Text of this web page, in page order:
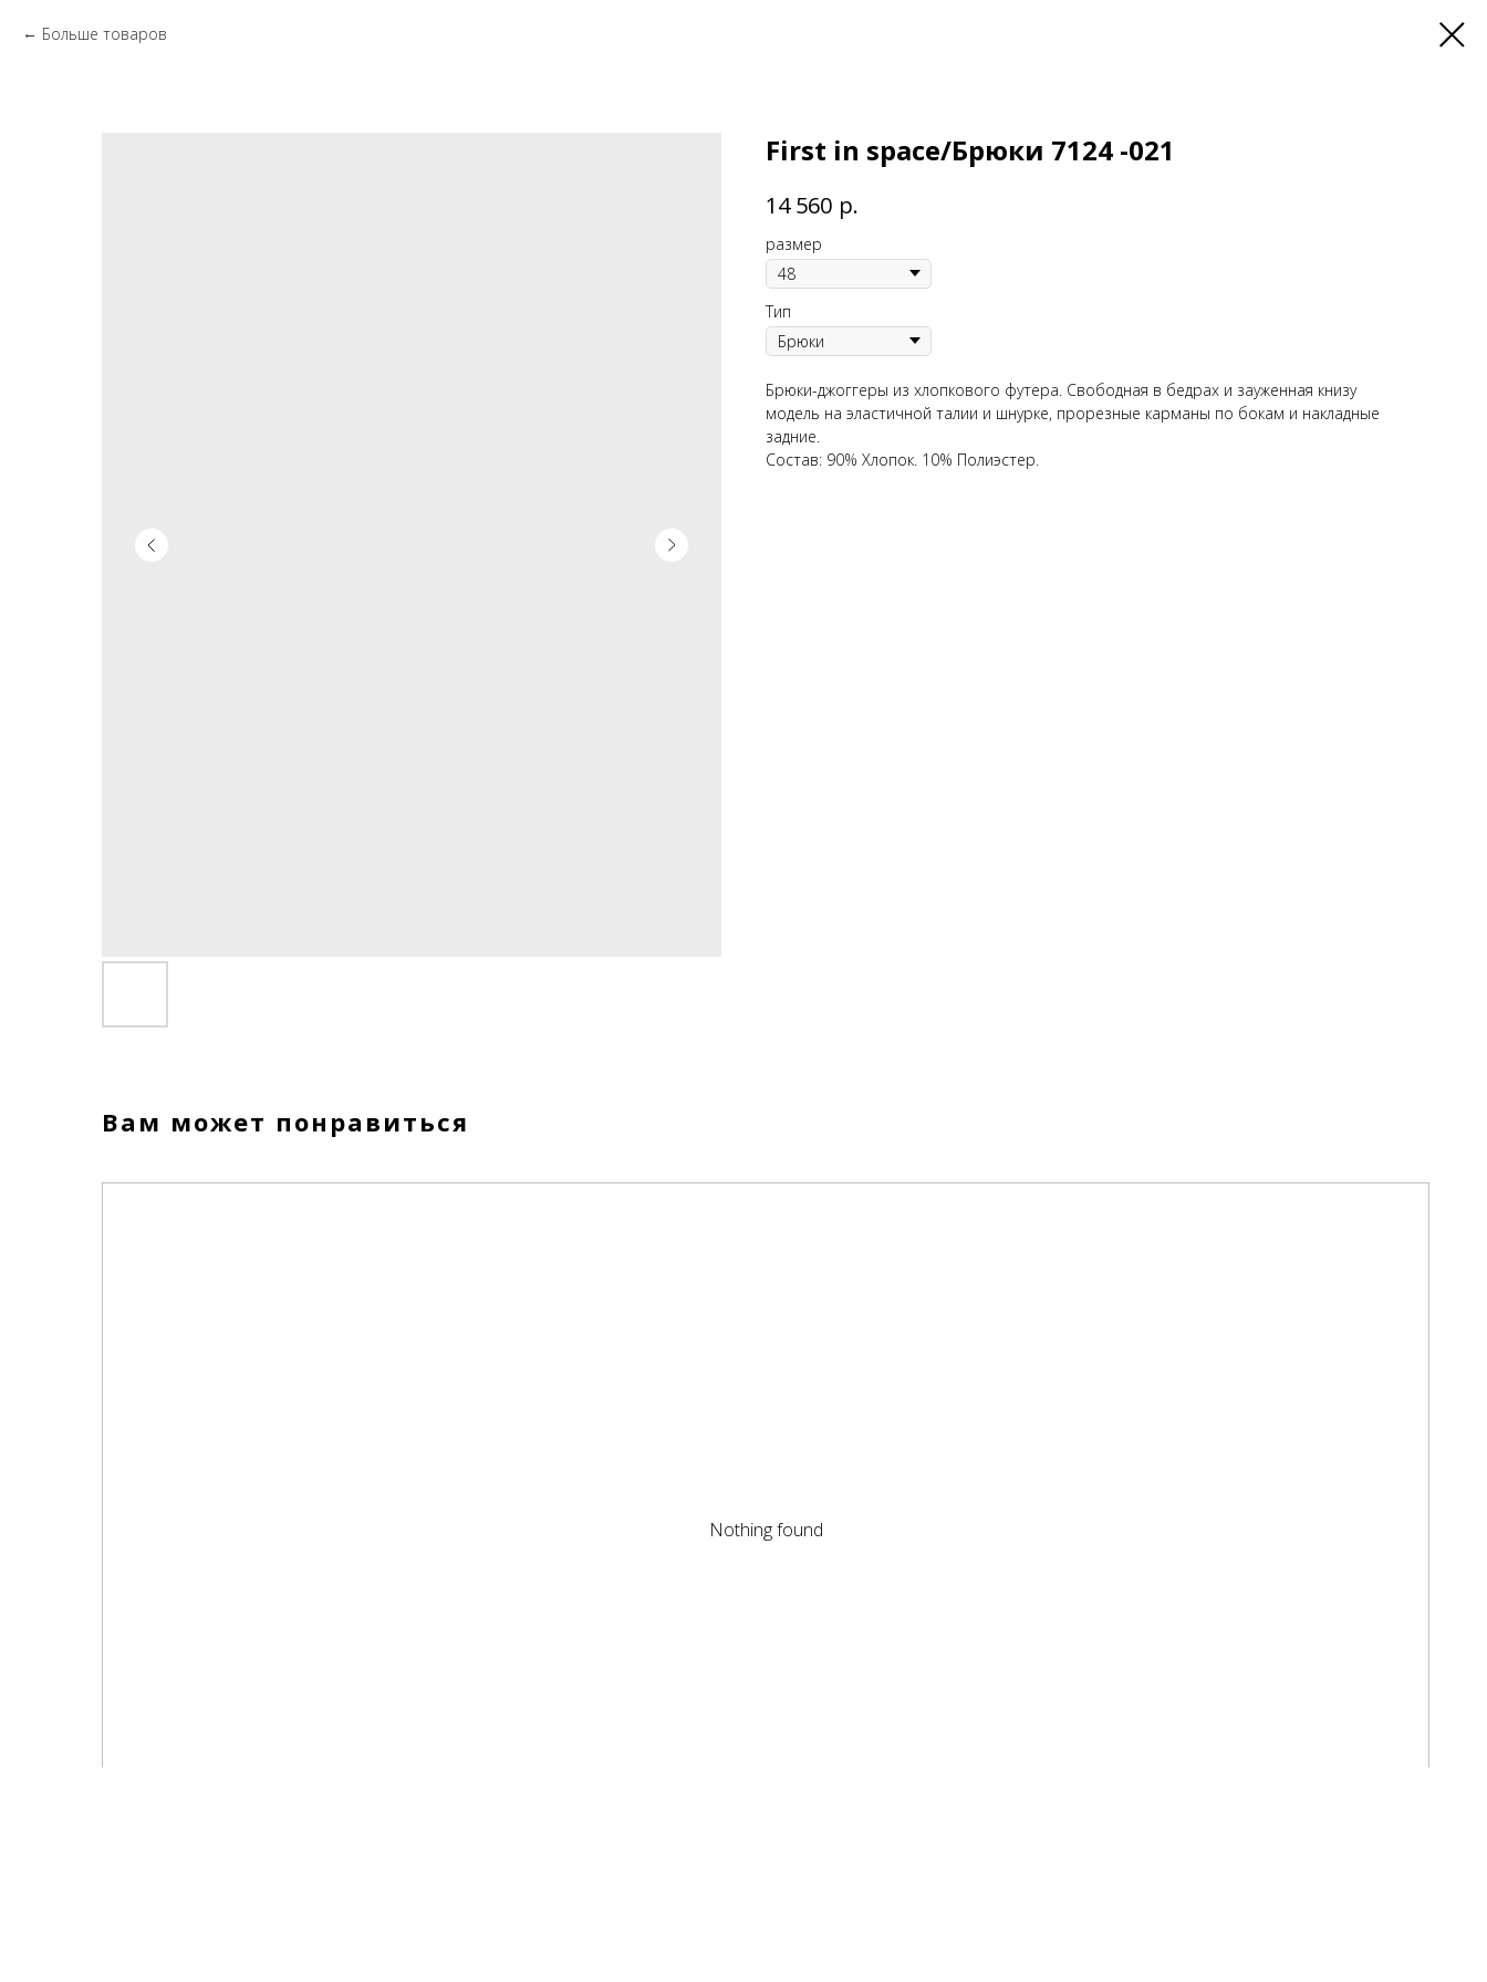
Больше товаров
First in space/Брюки 7124 -021
14 560 р.
размер
Тип
Брюки-джоггеры из хлопкового футера. Свободная в бедрах и зауженная книзу
модель на эластичной талии и шнурке, прорезные карманы по бокам и накладные
задние.
Состав: 90% Хлопок. 10% Полиэстер.
Вам может понравиться
Nothing found